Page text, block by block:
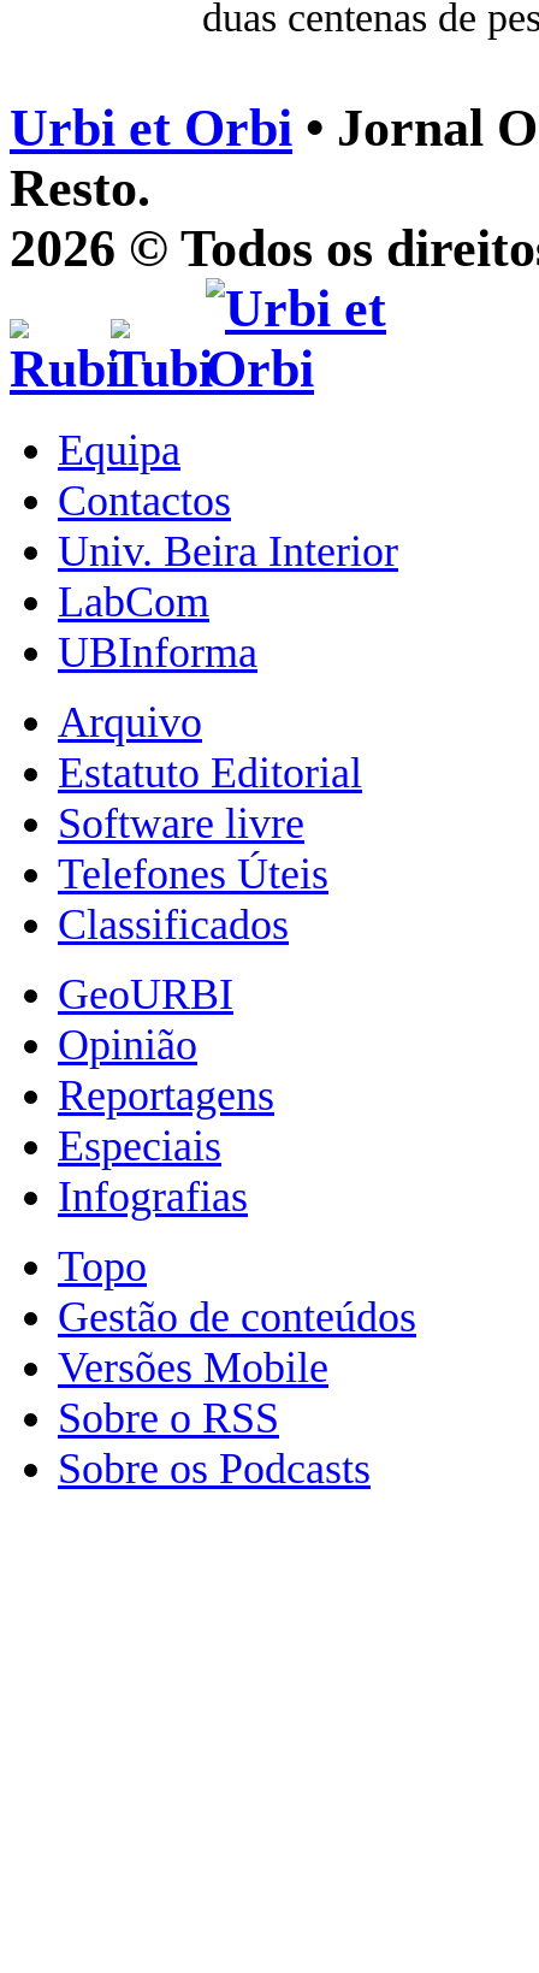
duas centenas de
Urbi et Orbi • Jornal
Resto.
2026 © Todos os
Equipa
Contactos
Univ. Beira Interior
LabCom
UBInforma
Arquivo
Estatuto Editorial
Software livre
Telefones Úteis
Classificados
GeoURBI
Opinião
Reportagens
Especiais
Infografias
Topo
Gestão de conteúdos
Versões Mobile
Sobre o RSS
Sobre os Podcasts